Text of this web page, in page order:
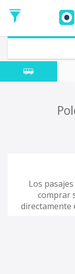
de
Ida
de
Los
comprar
directamente